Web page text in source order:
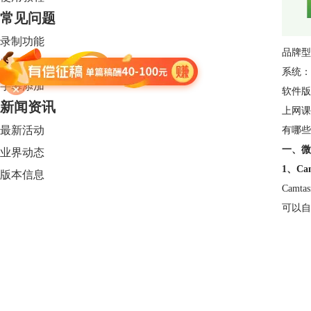
常见问题
录制功能
编辑功能
字幕添加
新闻资讯
最新活动
业界动态
版本信息
品牌
系统
软件
上网
有哪
一、
1、
可以